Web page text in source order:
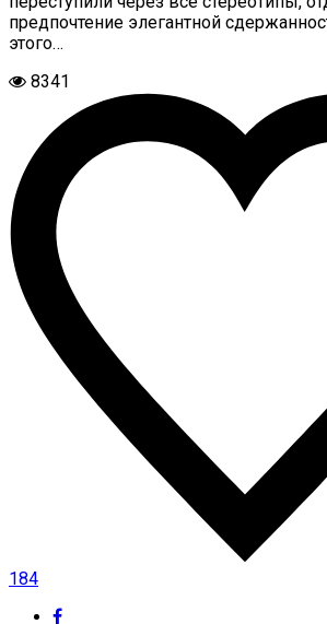
предпочтение элегантной
этого…
8341
184